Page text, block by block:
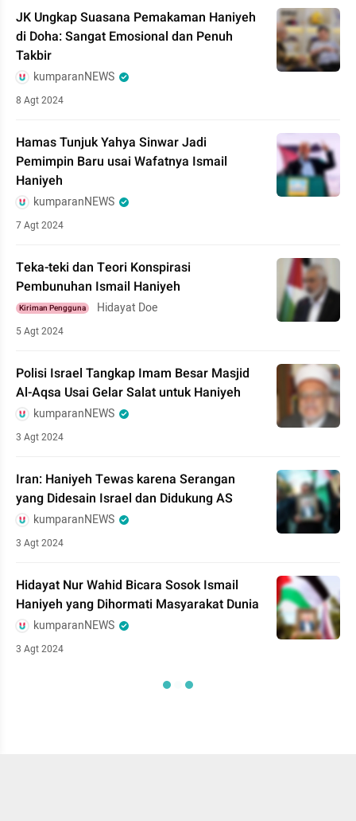
JK Ungkap Suasana Pemakaman Haniyeh
di Doha: Sangat Emosional dan Penuh
Takbir
kumparanNEWS
8 Agt 2024
Hamas Tunjuk Yahya Sinwar Jadi
Pemimpin Baru usai Wafatnya Ismail
Haniyeh
kumparanNEWS
7 Agt 2024
Teka-teki dan Teori Konspirasi
Pembunuhan Ismail Haniyeh
Kiriman Pengguna Hidayat Doe
5 Agt 2024
Polisi Israel Tangkap Imam Besar Masjid
Al-Aqsa Usai Gelar Salat untuk Haniyeh
kumparanNEWS
3 Agt 2024
Iran: Haniyeh Tewas karena Serangan
yang Didesain Israel dan Didukung AS
kumparanNEWS
3 Agt 2024
Hidayat Nur Wahid Bicara Sosok Ismail
Haniyeh yang Dihormati Masyarakat Dunia
kumparanNEWS
3 Agt 2024